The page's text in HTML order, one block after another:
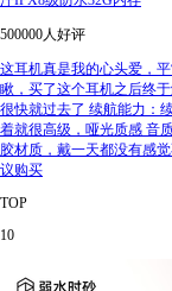
500000人好评
这耳机真是我的心头爱，
瞅，买了这个耳机之后终
很快就过去了 续航能力：
着就很高级，哑光质感 音
胶材质，戴一天都没有感
议购买
TOP
10